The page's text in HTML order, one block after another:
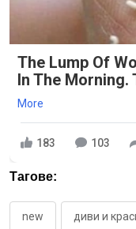
The Lump Of
In The Morning.
More
183 103
Тагове:
new диви и